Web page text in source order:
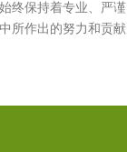
保持着专业、严谨
所作出的努力和贡